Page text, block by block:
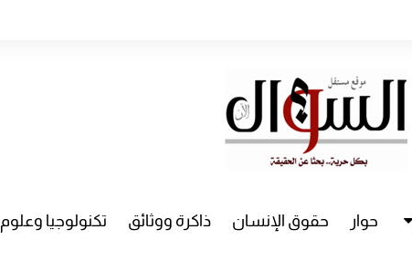
حوار حقوق الإنسان ذاكرة ووثائق تكنولوجيا وعلوم